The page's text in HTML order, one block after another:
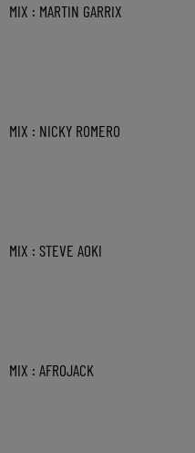
MIX : MARTIN GARRIX
MIX : NICKY ROMERO
MIX : STEVE AOKI
MIX : AFROJACK